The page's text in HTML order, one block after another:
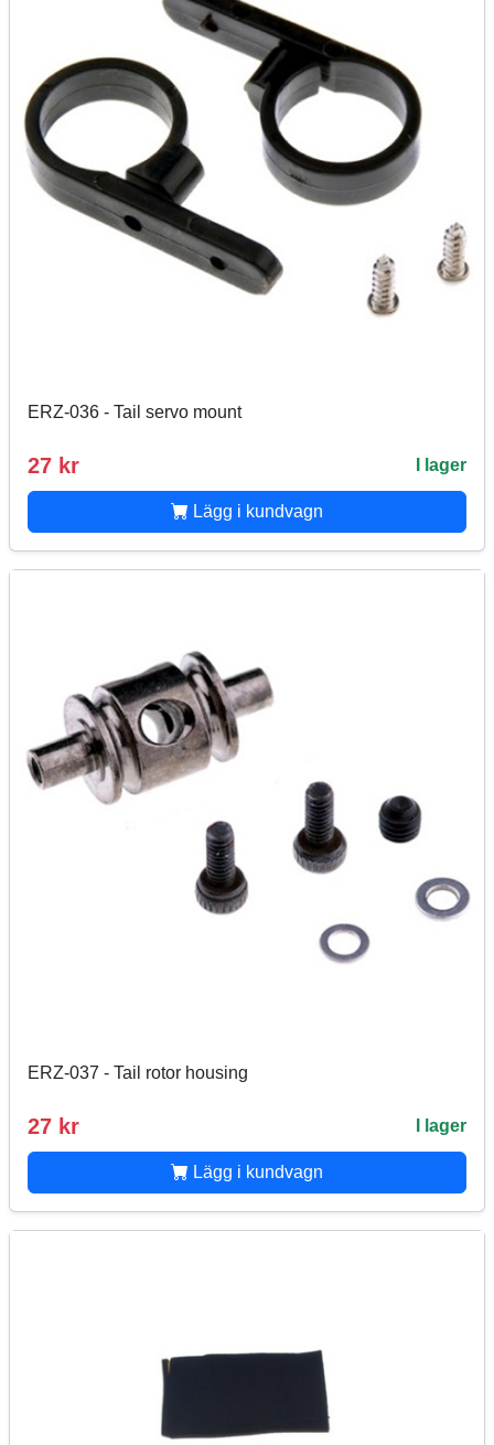
ERZ-036 - Tail servo mount
27 kr I lager
Lägg i kundvagn
ERZ-037 - Tail rotor housing
27 kr I lager
Lägg i kundvagn